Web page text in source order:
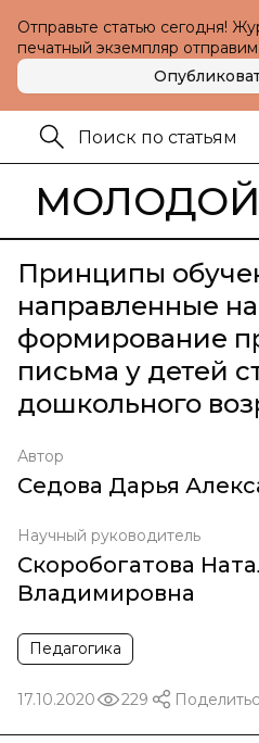
Отправьте статью сегодня!
печатный экземпляр отправим
Принципы
направленные на
формирование
письма у детей
дошкольного
Автор
Седова Дарья
Научный руководитель
Скоробогатова
Владимировна
Педагогика
17.10.2020 229